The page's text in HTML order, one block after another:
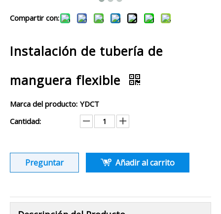
Compartir con:
Instalación de tubería de
manguera flexible
Marca del producto: YDCT
Cantidad:
Preguntar Añadir al carrito